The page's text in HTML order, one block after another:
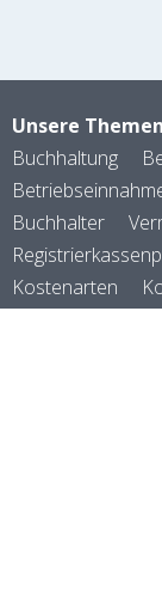
Unsere Themen
Buchhaltung
Buchhalter
Kostenarten